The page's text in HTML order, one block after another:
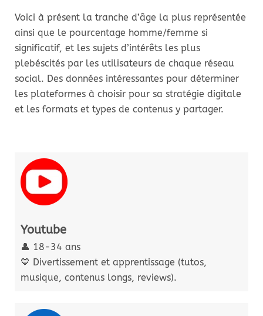
Voici à présent la tranche d’âge la plus représentée
ainsi que le pourcentage homme/femme si
significatif, et les sujets d’intérêts les plus
plebéscités par les utilisateurs de chaque réseau
social. Des données intéressantes pour déterminer
les plateformes à choisir pour sa stratégie digitale
et les formats et types de contenus y partager.
Youtube
👤 18-34 ans
💙 Divertissement et apprentissage (tutos,
musique, contenus longs, reviews).